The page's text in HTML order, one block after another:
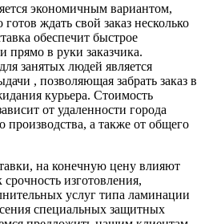
экономичным вариантом,
ждать свой заказ несколько
обеспечит быстрое
прямо в руки заказчика.
занятых людей является
, позволяющая забрать заказ в
курьера. Стоимость
от удаленности города
а также от общего
на конечную цену влияют
изготовления,
услуг типа ламинации
специальных защитных